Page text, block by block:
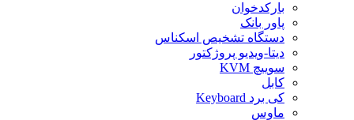
بارکدخوان
پاور بانک
دستگاه تشخیص اسکناس
دیتا-ویدیو پروژکتور
سوییچ KVM
کابل
کی برد Keyboard
ماوس